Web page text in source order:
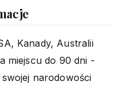
Kanady, Australii
miejscu do 90 dni -
narodowości